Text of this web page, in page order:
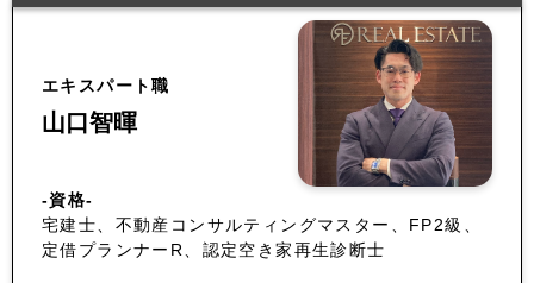
エキスパート職
山口智暉
-資格-
宅建士、不動産コンサルティングマスター、FP2級、
定借プランナーR、認定空き家再生診断士